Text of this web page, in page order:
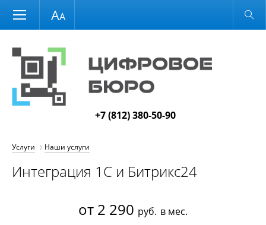
Размер шрифта Обычная версия
+7 (812) 380-50-90
Услуги Наши услуги
Интеграция 1С и Битрикс24
от 2 290 руб. в мес.